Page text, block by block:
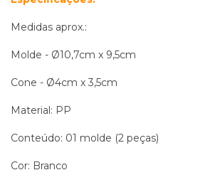
Medidas aprox.:
Molde - Ø10,7cm x 9,5cm
Cone - Ø4cm x 3,5cm
Material: PP
Conteúdo: 01 molde (2 peças)
Cor: Branco